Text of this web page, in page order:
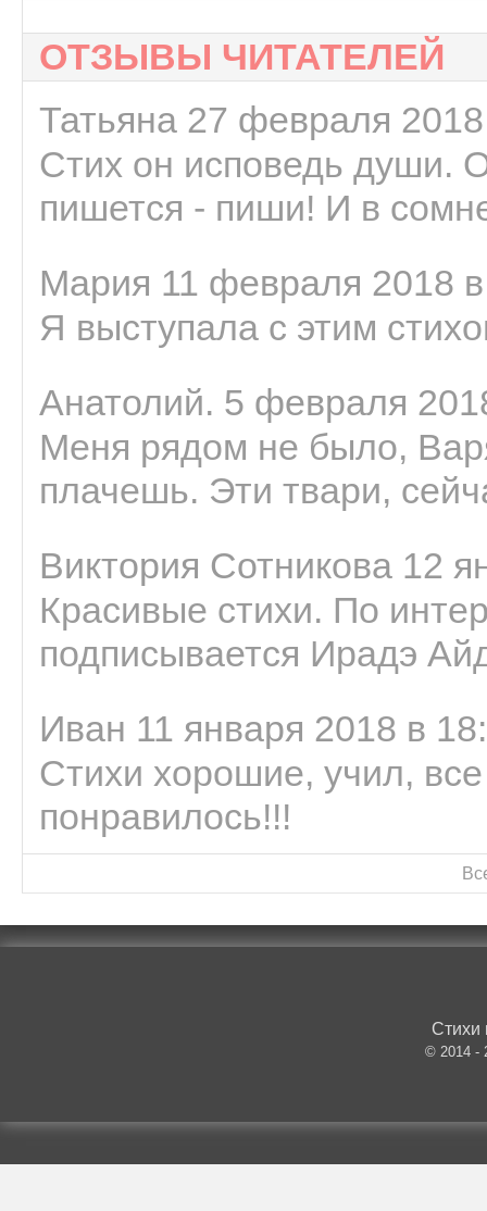
ОТЗЫВЫ ЧИТАТЕЛЕЙ
Татьяна 27 февраля
Стих он исповедь души.
пишется - пиши! И в
Мария 11 февраля 2018
Я выступала с этим
Анатолий. 5 февраля
Меня рядом не было,
плачешь. Эти твари,
Виктория Сотникова 12
Красивые стихи. По
подписывается Ирадэ
Иван 11 января 2018 в
Стихи хорошие, учил,
понравилось!!!
Стихи
© 2014 -